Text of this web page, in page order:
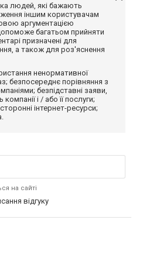
людей, які бажають
іншим користувачам
аргументацією
багатьом прийняти
призначені для
а також для роз'яснення
ненормативної
безпосереднє порівняння з
безпідставні заяви,
і / або її послуги;
інтернет-ресурси;
на сайті
відгуку